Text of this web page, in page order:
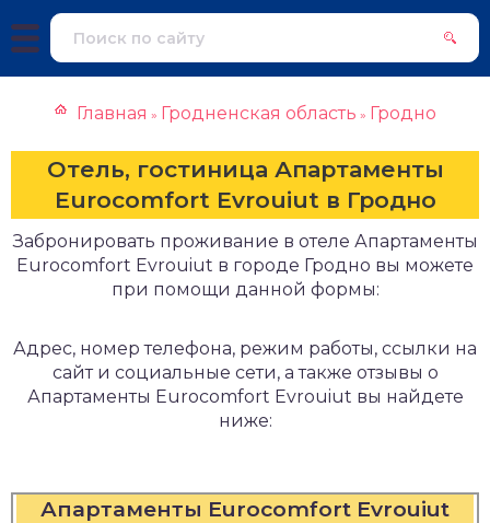
Главная » Гродненская область » Гродно
Отель, гостиница Апартаменты
Eurocomfort Evrouiut в Гродно
Забронировать проживание в отеле Апартаменты
Eurocomfort Evrouiut в городе Гродно вы можете
при помощи данной формы:
Адрес, номер телефона, режим работы, ссылки на
сайт и социальные сети, а также отзывы о
Апартаменты Eurocomfort Evrouiut вы найдете
ниже:
Апартаменты Eurocomfort Evrouiut